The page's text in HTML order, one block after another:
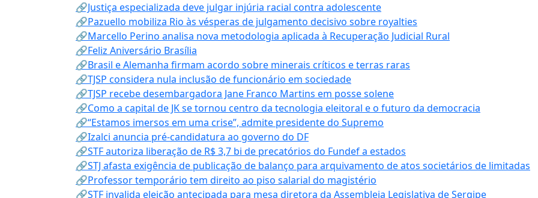
🔗Justiça especializada deve julgar injúria racial contra adolescente
🔗Pazuello mobiliza Rio às vésperas de julgamento decisivo sobre royalties
🔗Marcello Perino analisa nova metodologia aplicada à Recuperação Judicial Rural
🔗Feliz Aniversário Brasília
🔗Brasil e Alemanha firmam acordo sobre minerais críticos e terras raras
🔗TJSP considera nula inclusão de funcionário em sociedade
🔗TJSP recebe desembargadora Jane Franco Martins em posse solene
🔗Como a capital de JK se tornou centro da tecnologia eleitoral e o futuro da democracia
🔗“Estamos imersos em uma crise”, admite presidente do Supremo
🔗Izalci anuncia pré-candidatura ao governo do DF
🔗STF autoriza liberação de R$ 3,7 bi de precatórios do Fundef a estados
🔗STJ afasta exigência de publicação de balanço para arquivamento de atos societários de limitadas
🔗Professor temporário tem direito ao piso salarial do magistério
🔗STF invalida eleição antecipada para mesa diretora da Assembleia Legislativa de Sergipe